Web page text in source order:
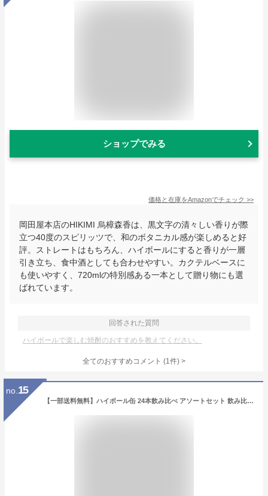
ショップでみる
価格と在庫をAmazonでチェック >>
岡田屋本店のHIKIMI 烏樟森香は、黒文字の清々しい香りが際
立つ40度のスピリッツで、和のボタニカル感が楽しめると好
評。ストレートはもちろん、ハイボールにすると香りが一層
引き立ち、食中酒としても合わせやすい。カクテルベースに
も使いやすく、720mlの特別感ある一本として贈り物にも選
ばれています。
回答された質問
ハイボールで楽しむ焼酎のおすすめを教えてください。
全てのおすすめコメント (1件) >
no. 15
【一部送料無料】ハイボール缶 24本飲み比べ アソートセット 飲み比べセット【缶チューハイ ウイスキー 角ハイ トリス ジムビーム 焼酎ハイボール ホワイトホース カバラン】[第27弾]飲比24 お中元 暑中見舞い ギフト 御祝 熨斗